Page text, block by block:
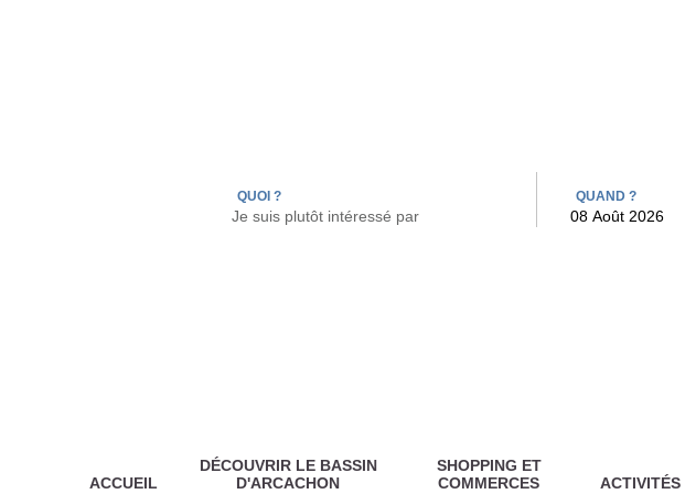
QUOI ? QUAND ?
ACCUEIL
DÉCOUVRIR LE BASSIN
D'ARCACHON
SHOPPING ET
COMMERCES
ACTIVITÉS